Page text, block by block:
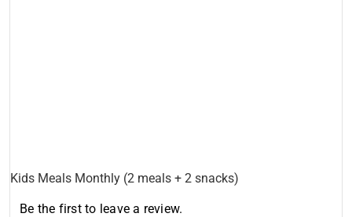
Kids Meals Monthly (2 meals + 2 snacks)
Be the first to leave a review.